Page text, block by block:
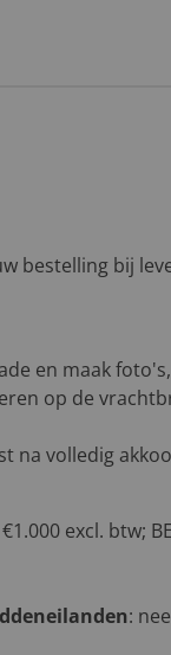
bestelling bij
en maak foto's,
op de
na volledig
€1.000 excl. btw;
: